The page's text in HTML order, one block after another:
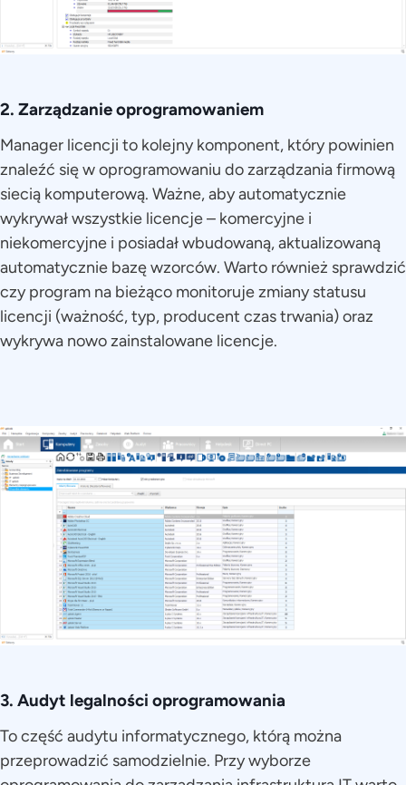
2. Zarządzanie oprogramowaniem
Manager licencji to kolejny komponent, który powinien
znaleźć się w oprogramowaniu do zarządzania firmową
siecią komputerową. Ważne, aby automatycznie
wykrywał wszystkie licencje – komercyjne i
niekomercyjne i posiadał wbudowaną, aktualizowaną
automatycznie bazę wzorców. Warto również sprawdzić
czy program na bieżąco monitoruje zmiany statusu
licencji (ważność, typ, producent czas trwania) oraz
wykrywa nowo zainstalowane licencje.
3. Audyt legalności oprogramowania
To część audytu informatycznego, którą można
przeprowadzić samodzielnie. Przy wyborze